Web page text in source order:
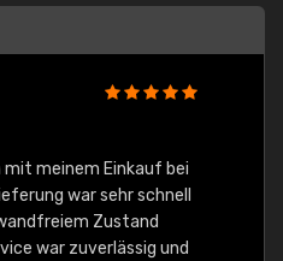
meinem Einkauf bei
war sehr schnell
Zustand
war zuverlässig und